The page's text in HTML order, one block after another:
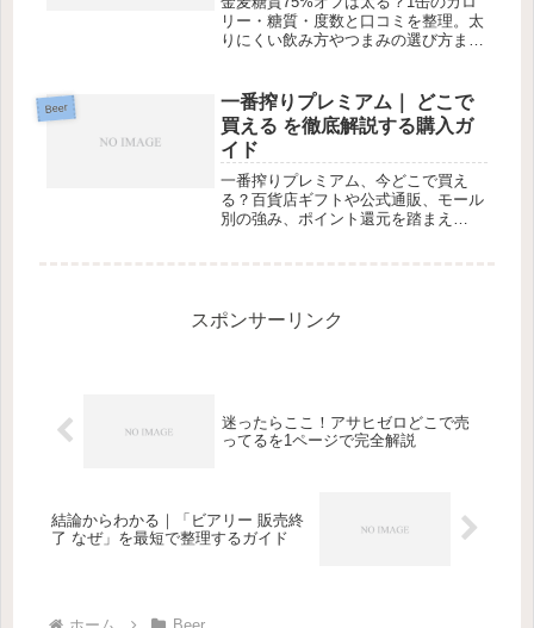
リー・糖質・度数と口コミを整理。太
りにくい飲み方やつまみの選び方まで
Beer
一番搾りプレミアム｜ どこで
買える を徹底解説する購入ガ
イド
一番搾りプレミアム、今どこで買え
る？百貨店ギフトや公式通販、モール
別の強み、ポイント還元を踏まえ
スポンサーリンク
迷ったらここ！アサヒゼロどこで売
ってるを1ページで完全解説
結論からわかる｜「ビアリー 販売終
了 なぜ」を最短で整理するガイド